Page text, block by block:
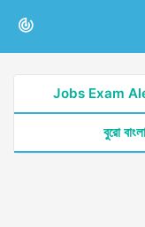
Jobs Exam
বুরো